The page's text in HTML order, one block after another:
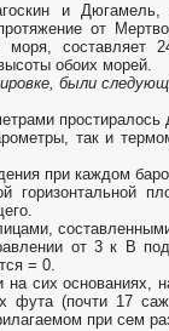
и Дюгамель,
от
составляет
обоих морей.
были
так и
при каждом
горизонтальной
от 3 к В
= 0.
сих основаниях,
фута (почти 17
при сем